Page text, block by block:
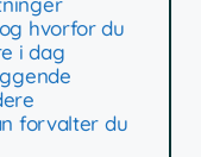
hvorfor du
i dag
forvalter du